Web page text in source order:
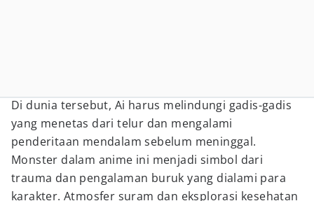
Di dunia tersebut, Ai harus melindungi gadis-gadis
yang menetas dari telur dan mengalami
penderitaan mendalam sebelum meninggal.
Monster dalam anime ini menjadi simbol dari
trauma dan pengalaman buruk yang dialami para
karakter. Atmosfer suram dan eksplorasi kesehatan